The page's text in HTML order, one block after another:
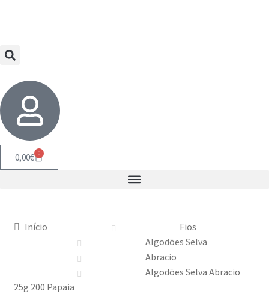
0,00€ 0
Início
Fios
Algodões Selva
Abracio
Algodões Selva Abracio
25g 200 Papaia